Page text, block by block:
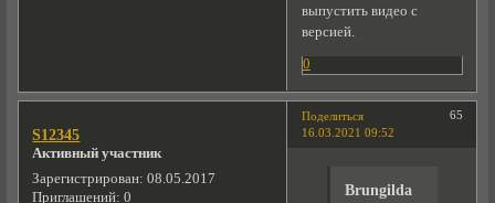
выпустить видео с
версией.
0
Поделиться
65
16.03.2021 09:52
S12345
Активный участник
Зарегистрирован: 08.05.2017
Приглашений: 0
Brungilda